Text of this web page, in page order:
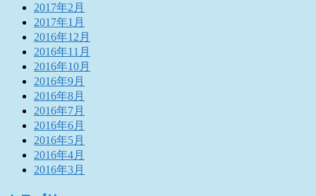
2017年2月
2017年1月
2016年12月
2016年11月
2016年10月
2016年9月
2016年8月
2016年7月
2016年6月
2016年5月
2016年4月
2016年3月